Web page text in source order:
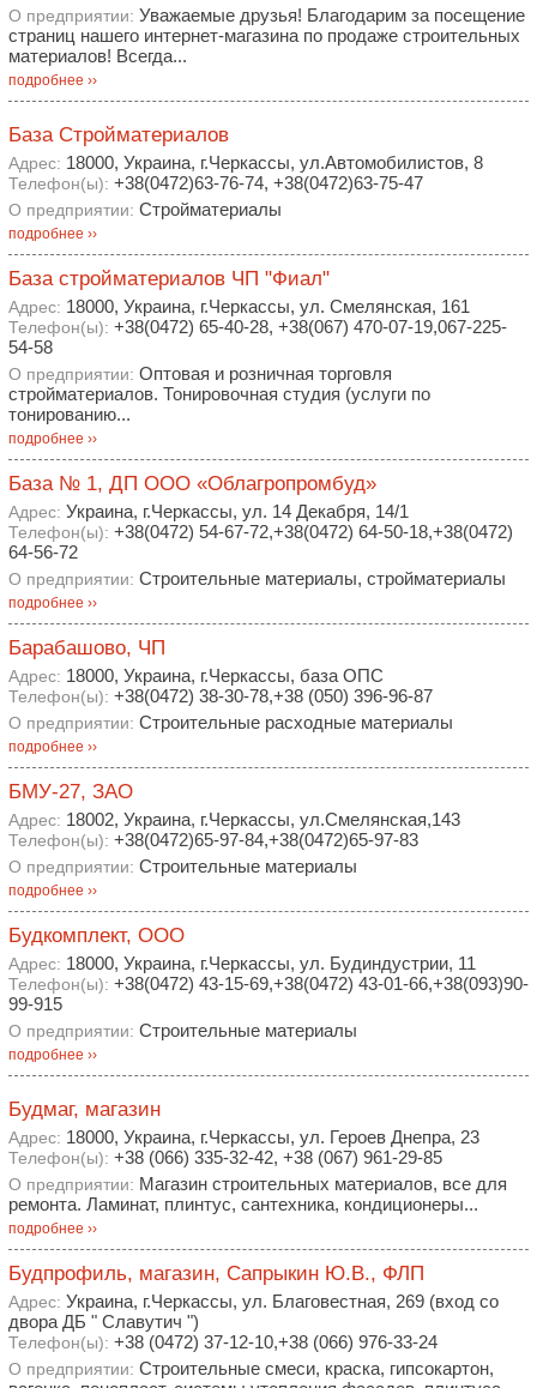
О предприятии: Уважаемые друзья! Благодарим за посещение
страниц нашего интернет-магазина по продаже строительных
материалов! Всегда...
подробнее ››
База Стройматериалов
Адрес: 18000, Украина, г.Черкассы, ул.Автомобилистов, 8
Телефон(ы): +38(0472)63-76-74, +38(0472)63-75-47
О предприятии: Стройматериалы
подробнее ››
База стройматериалов ЧП "Фиал"
Адрес: 18000, Украина, г.Черкассы, ул. Смелянская, 161
Телефон(ы): +38(0472) 65-40-28, +38(067) 470-07-19,067-225-
54-58
О предприятии: Оптовая и розничная торговля
стройматериалов. Тонировочная студия (услуги по
тонированию...
подробнее ››
База № 1, ДП ООО «Облагропромбуд»
Адрес: Украина, г.Черкассы, ул. 14 Декабря, 14/1
Телефон(ы): +38(0472) 54-67-72,+38(0472) 64-50-18,+38(0472)
64-56-72
О предприятии: Строительные материалы, стройматериалы
подробнее ››
Барабашово, ЧП
Адрес: 18000, Украина, г.Черкассы, база ОПС
Телефон(ы): +38(0472) 38-30-78,+38 (050) 396-96-87
О предприятии: Строительные расходные материалы
подробнее ››
БМУ-27, ЗАО
Адрес: 18002, Украина, г.Черкассы, ул.Смелянская,143
Телефон(ы): +38(0472)65-97-84,+38(0472)65-97-83
О предприятии: Строительные материалы
подробнее ››
Будкомплект, ООО
Адрес: 18000, Украина, г.Черкассы, ул. Будиндустрии, 11
Телефон(ы): +38(0472) 43-15-69,+38(0472) 43-01-66,+38(093)90-
99-915
О предприятии: Строительные материалы
подробнее ››
Будмаг, магазин
Адрес: 18000, Украина, г.Черкассы, ул. Героев Днепра, 23
Телефон(ы): +38 (066) 335-32-42, +38 (067) 961-29-85
О предприятии: Магазин строительных материалов, все для
ремонта. Ламинат, плинтус, сантехника, кондиционеры...
подробнее ››
Будпрофиль, магазин, Сапрыкин Ю.В., ФЛП
Адрес: Украина, г.Черкассы, ул. Благовестная, 269 (вход со
двора ДБ " Славутич ")
Телефон(ы): +38 (0472) 37-12-10,+38 (066) 976-33-24
О предприятии: Строительные смеси, краска, гипсокартон,